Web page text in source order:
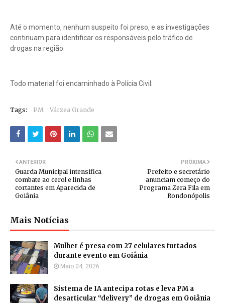
Até o momento, nenhum suspeito foi preso, e as investigações
continuam para identificar os responsáveis pelo tráfico de
drogas na região.
Todo material foi encaminhado à Polícia Civil.
Tags: PM Várzea Grande
PRÓXIMA
Prefeito e secretário
anunciam começo do
Programa Zera Fila em
Rondonópolis
ANTERIOR
Guarda Municipal intensifica
combate ao cerol e linhas
cortantes em Aparecida de
Goiânia
Mais Notícias
Mulher é presa com 27 celulares furtados
durante evento em Goiânia
Maio 04, 2026
Sistema de IA antecipa rotas e leva PM a
desarticular “delivery” de drogas em Goiânia